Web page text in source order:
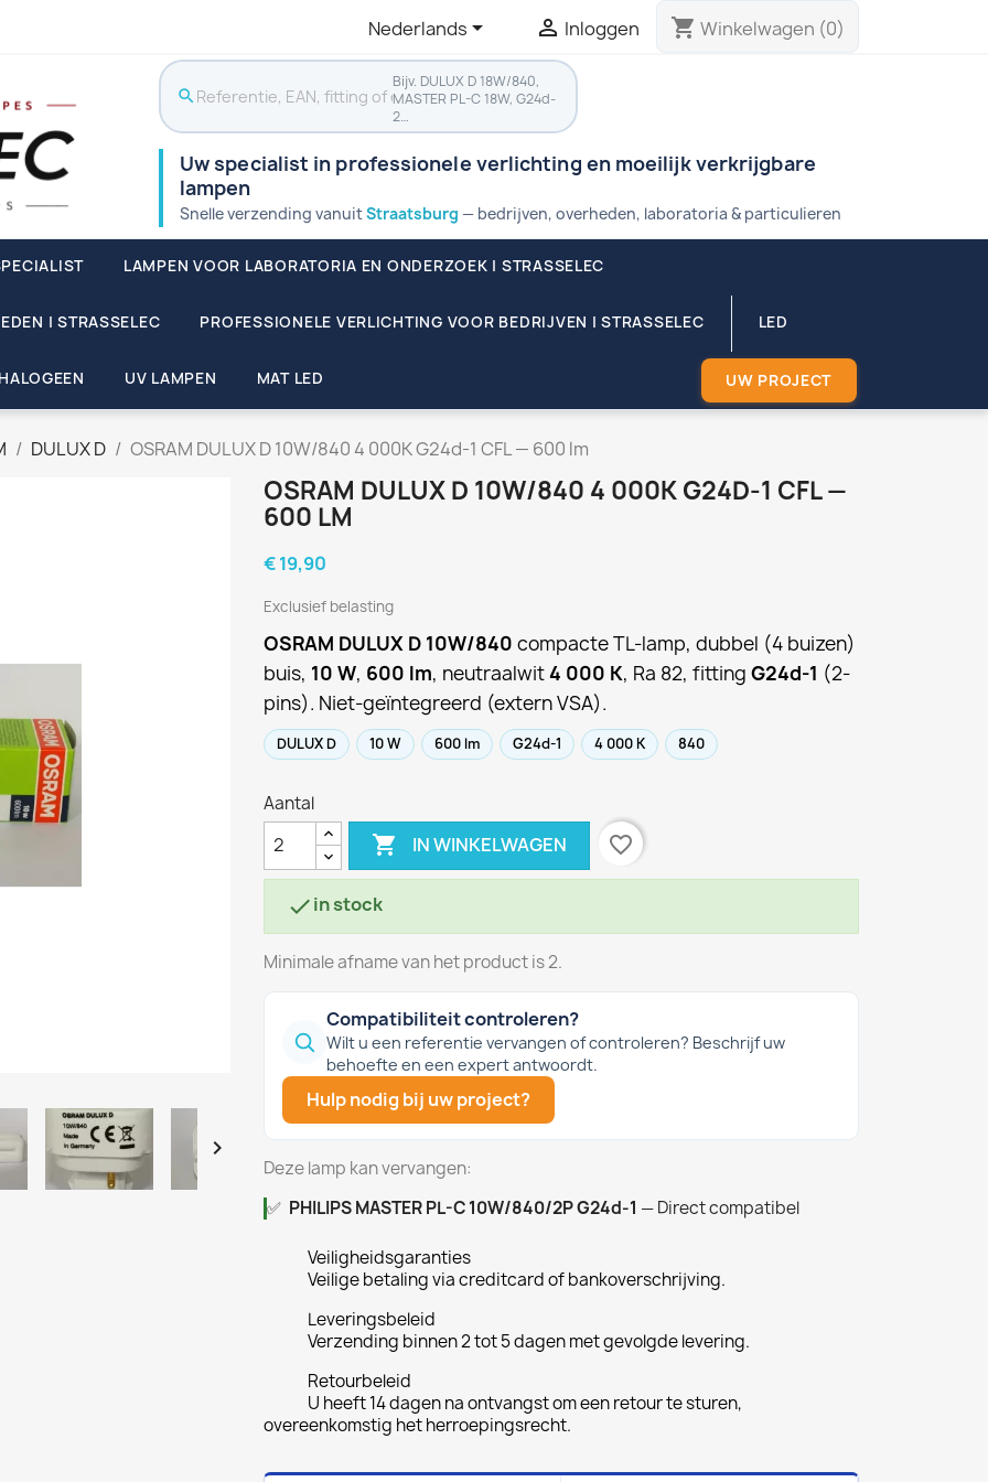
Nederlands  Inloggen shopping_cart Winkelwagen (0)
search
Bijv. DULUX D 18W/840,
MASTER PL-C 18W, G24d-
2…
Uw specialist in professionele verlichting en moeilijk verkrijgbare
lampen
Snelle verzending vanuitStraatsburg — bedrijven, overheden, laboratoria & particulieren
LAMPEN VOOR LABORATORIA EN ONDERZOEK | STRASSELEC
| STRASSELEC PROFESSIONELE VERLICHTING VOOR BEDRIJVEN | STRASSELEC LED
UV LAMPEN MAT LED UW PROJECT
DULUX D OSRAM DULUX D 10W/840 4 000K G24d-1 CFL — 600 lm

OSRAM DULUX D 10W/840 4 000K G24D-1 CFL —
600 LM
€ 19,90
Exclusief belasting
OSRAM DULUX D 10W/840 compacte TL-lamp, dubbel (4 buizen)
buis, 10 W, 600 lm, neutraalwit4 000 K, Ra 82, fitting G24d-1 (2-
pins). Niet-geïntegreerd (extern VSA).
DULUX D 10 W 600 lm G24d-1 4 000 K 840
Aantal
 IN WINKELWAGEN favorite_border
in stock
Minimale afname van het product is 2.
Compatibiliteit controleren?
Wilt u een referentie vervangen of controleren? Beschrijf uw
behoefte en een expert antwoordt.
Hulp nodig bij uw project?
Deze lamp kan vervangen:
✅ PHILIPS MASTER PL-C 10W/840/2P G24d-1 — Direct compatibel
Veiligheidsgaranties
Veilige betaling via creditcard of bankoverschrijving.
Leveringsbeleid
Verzending binnen 2 tot 5 dagen met gevolgde levering.
Retourbeleid
U heeft 14 dagen na ontvangst om een retour te sturen,
overeenkomstig het herroepingsrecht.